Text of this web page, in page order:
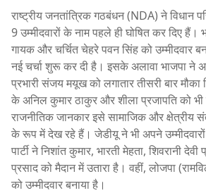
राष्ट्रीय जनतांत्रिक गठबंधन (NDA) ने विधान
9 उम्मीदवारों के नाम पहले ही घोषित कर दिए हैं।
गायक और चर्चित चेहरे पवन सिंह को उम्मीदवार
नई चर्चा शुरू कर दी है। इसके अलावा भाजपा ने
प्रभारी संजय मयूख को लगातार तीसरी बार मौका
के अनिल कुमार ठाकुर और शीला प्रजापति को भी
राजनीतिक जानकार इसे सामाजिक और क्षेत्रीय
के रूप में देख रहे हैं। जेडीयू ने भी अपने
पार्टी ने निशांत कुमार, भारती मेहता, शिवरानी
प्रसाद को मैदान में उतारा है। वहीं, लोजपा
को उम्मीदवार बनाया है।